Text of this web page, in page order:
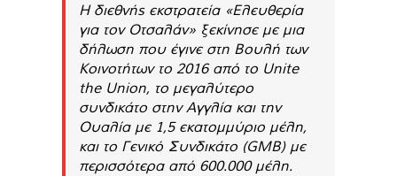
Η διεθνής εκστρατεία «Ελευθερία
για τον Οτσαλάν» ξεκίνησε με μια
δήλωση που έγινε στη Βουλή των
Κοινοτήτων το 2016 από το Unite
the Union, το μεγαλύτερο
συνδικάτο στην Αγγλία και την
Ουαλία με 1,5 εκατομμύριο μέλη,
και το Γενικό Συνδικάτο (GMB) με
περισσότερα από 600.000 μέλη.